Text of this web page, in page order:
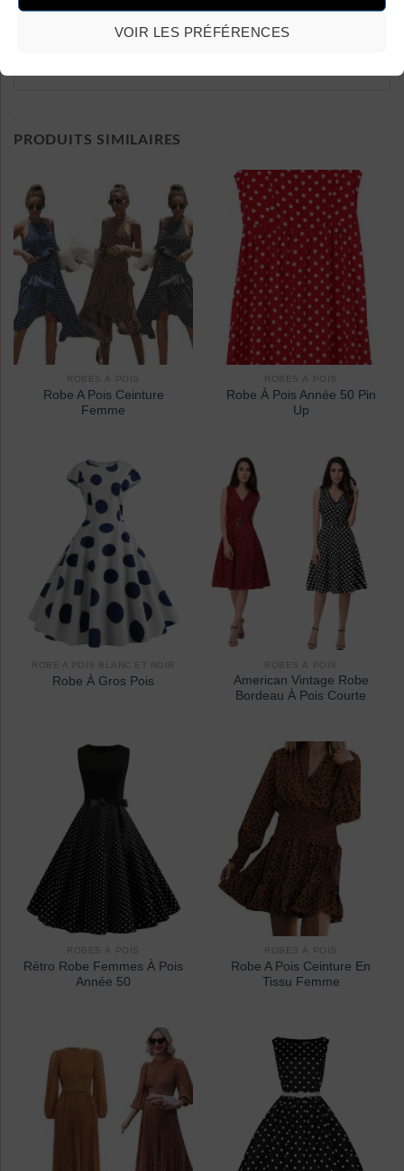
VOIR LES PRÉFÉRENCES
PRODUITS SIMILAIRES
ROBES À POIS
Robe A Pois Ceinture
Femme
ROBES À POIS
Robe À Pois Année 50 Pin
Up
ROBE A POIS BLANC ET NOIR
Robe À Gros Pois
ROBES À POIS
American Vintage Robe
Bordeau À Pois Courte
ROBES À POIS
Rétro Robe Femmes À Pois
Année 50
ROBES À POIS
Robe A Pois Ceinture En
Tissu Femme